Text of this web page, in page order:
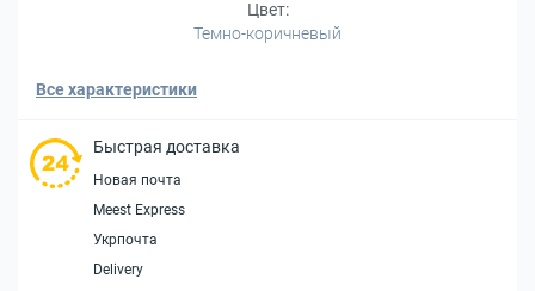
Цвет:
Темно-коричневый
Все характеристики
Быстрая доставка
Новая почта
Meest Express
Укрпочта
Delivery